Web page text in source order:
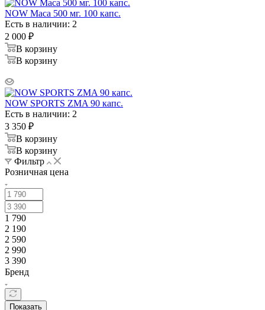
NOW Maca 500 мг. 100 капс.
Есть в наличии: 2
2 000 ₽
В корзину
В корзину
NOW SPORTS ZMA 90 капс.
Есть в наличии: 2
3 350 ₽
В корзину
В корзину
Фильтр
Розничная цена
1 790
2 190
2 590
2 990
3 390
Бренд
Показать